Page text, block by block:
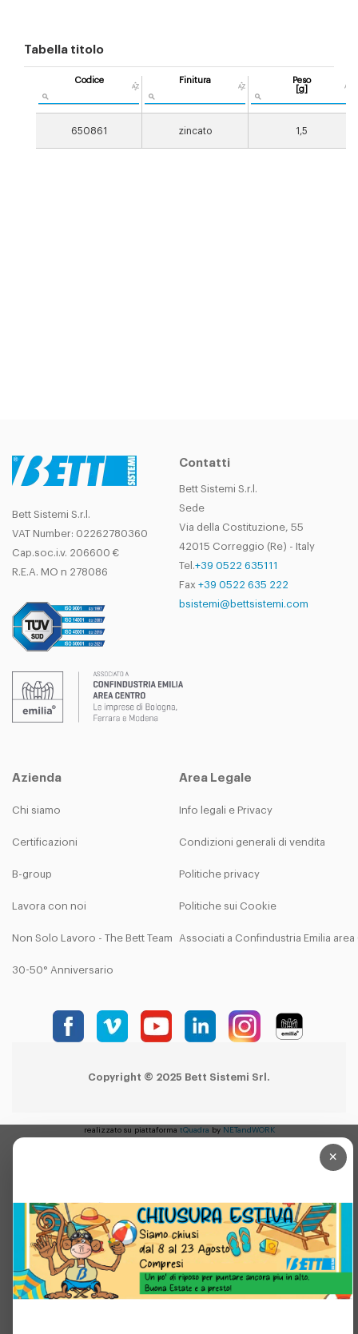
Tabella titolo
Codice Finitura
Peso
[g]
650861 zincato 1,5
Bett Sistemi S.r.l.
VAT Number: 02262780360
Cap.soc.i.v. 206600 €
R.E.A. MO n 278086
Contatti
Bett Sistemi S.r.l.
Sede
Via della Costituzione, 55
42015 Correggio (Re) - Italy
Tel.+39 0522 635111
Fax +39 0522 635 222
bsistemi@bettsistemi.com
Azienda
Chi siamo
Certificazioni
B-group
Lavora con noi
Non Solo Lavoro - The Bett Team
30-50° Anniversario
Area Legale
Info legali e Privacy
Condizioni generali di vendita
Politiche privacy
Politiche sui Cookie
Associati a Confindustria Emilia
Copyright © 2025 Bett Sistemi Srl.
×
realizzato su piattaforma tQuadra by NETandWORK